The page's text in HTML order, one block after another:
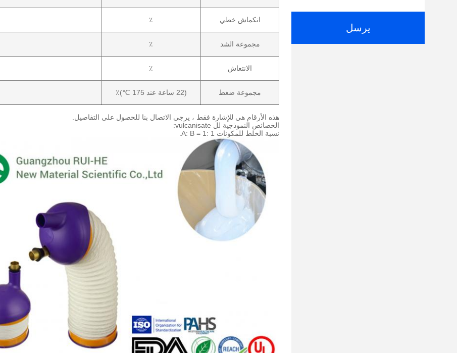
يرسل
انكماش خطي ٪
مجموعة الشد ٪
الانتعاش ٪
مجموعة ضغط (22 ساعة عند 175 ℃)٪
هذه الأرقام هي للإشارة فقط ، يرجى الاتصال بنا للحصول على التفاصيل.
الخصائص النموذجية لل vulcanisate:
نسبة الخلط للمكونات A: B = 1: 1.